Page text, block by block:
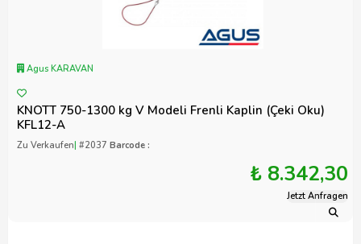
Agus KARAVAN
KNOTT 750-1300 kg V Modeli Frenli Kaplin (Çeki Oku)
KFL12-A
Zu Verkaufen| #2037 Barcode :
₺ 8.342,30
Jetzt Anfragen